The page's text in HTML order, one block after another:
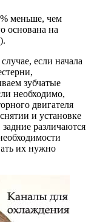
меньше, чем
основана на
если начала
зубчатые
необходимо,
двигателя
и установке
различаются
их нужно